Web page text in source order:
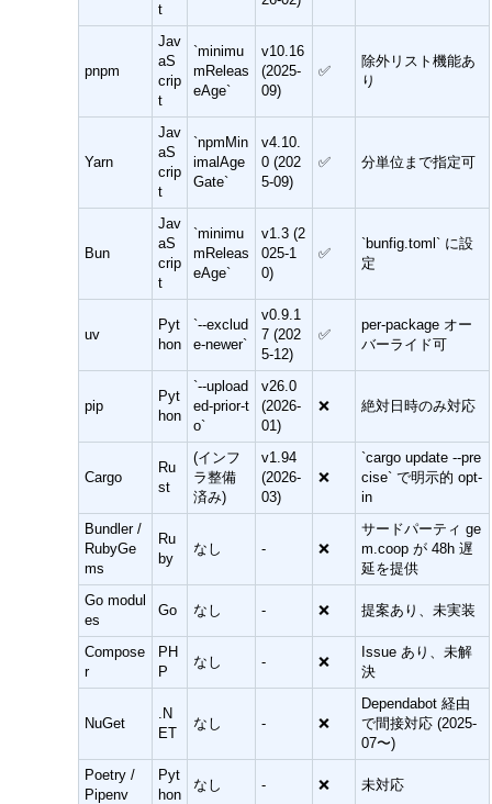
t
pnpm
Jav
aS
crip
t
`minimu
mReleas
eAge`
v10.16
(2025-
09)
✅
除外リスト機能あ
り
Yarn
Jav
aS
crip
t
`npmMin
imalAge
Gate`
v4.10.
0 (202
5-09)
✅ 分単位まで指定可
Bun
Jav
aS
crip
t
`minimu
mReleas
eAge`
v1.3 (2
025-1
0)
✅
`bunfig.toml` に設
定
uv
Pyt
hon
`--exclud
e-newer`
v0.9.1
7 (202
5-12)
✅
per-package オー
バーライド可
pip
Pyt
hon
`--upload
ed-prior-t
o`
v26.0
(2026-
01)
❌ 絶対日時のみ対応
Cargo
Ru
st
(インフ
ラ整備
済み)
v1.94
(2026-
03)
❌
`cargo update --pre
cise` で明示的 opt-
in
Bundler /
RubyGe
ms
Ru
by
なし - ❌
サードパーティ ge
m.coop が 48h 遅
延を提供
Go modul
es
Go なし - ❌ 提案あり、未実装
Compose
r
PH
P
なし - ❌
Issue あり、未解
決
NuGet
.N
ET
なし - ❌
Dependabot 経由
で間接対応 (2025-
07〜)
Poetry /
Pipenv
Pyt
hon
なし - ❌ 未対応